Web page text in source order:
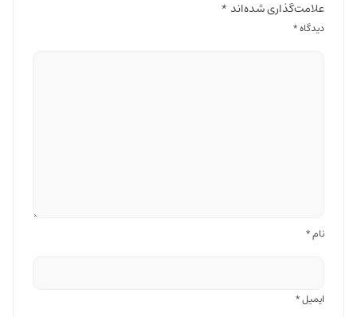
علامت‌گذاری شده‌اند *
دیدگاه*
نام*
ایمیل*